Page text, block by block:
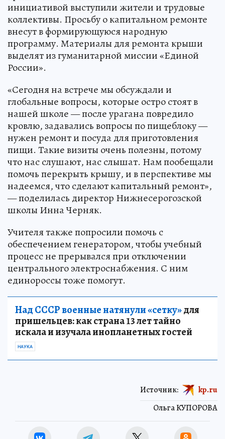
инициативой выступили жители и трудовые
коллективы. Просьбу о капитальном ремонте
внесут в формирующуюся народную
программу. Материалы для ремонта крыши
выделят из гуманитарной миссии «Единой
России».
«Сегодня на встрече мы обсуждали и
глобальные вопросы, которые остро стоят в
нашей школе — после урагана повредило
кровлю, задавались вопросы по пищеблоку —
нужен ремонт и посуда для приготовления
пищи. Такие визиты очень полезны, потому
что нас слушают, нас слышат. Нам пообещали
помочь перекрыть крышу, и в перспективе мы
надеемся, что сделают капитальный ремонт»,
— поделилась директор Нижнесерогозской
школы Инна Черняк.
Учителя также попросили помочь с
обеспечением генератором, чтобы учебный
процесс не прерывался при отключении
центрального электроснабжения. С ним
единороссы тоже помогут.
Над СССР военные натянули «сетку»для
пришельцев: как страна 13 лет тайно
искала и изучала инопланетных гостей
НАУКА
Ольга КУПОРОВА
Источник: kp.ru